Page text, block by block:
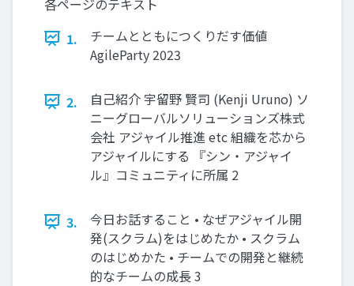
1.
チームとともにつくりだす価値
AgileParty 2023
2.
自己紹介 宇留野 賢司 (Kenji Uruno) ソ
ニーグローバルソリューションズ株式
会社 アジャイル推進 etc 組織を芯から
アジャイルにする 『シン・アジャイ
ル』コミュニティに所属 2
3.
今日お話すること • なぜアジャイル開
発(スクラム)をはじめたか • スクラム
のはじめかた • チームでの開発と継続
的なチームの成長 3